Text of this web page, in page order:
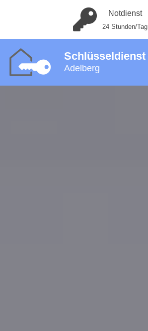
Notdienst
24 Stunden/Tag
Schlüsseldienst
Adelberg